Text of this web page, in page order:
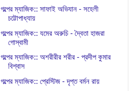
গল্পের ম্যাজিক:: সাফাই অভিযান - সহেলী
চট্টোপাধ্যায়
গল্পের ম্যাজিক:: যমের অরুচি - দ্বৈতা হাজরা
গোস্বামী
গল্পের ম্যাজিক:: অশরীরীর শরীর - প্রদীপ কুমার
বিশ্বাস
গল্পের ম্যাজিক:: প্রেস্টিজ - দৃপ্ত বর্মন রায়